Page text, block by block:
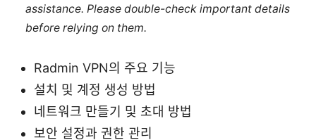
assistance. Please double-check important details
before relying on them.
Radmin VPN의 주요 기능
설치 및 계정 생성 방법
네트워크 만들기 및 초대 방법
보안 설정과 권한 관리